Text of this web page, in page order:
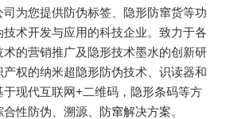
为您提供防伪标签、隐形防窜货等功
术开发与应用的科技企业。致力于各
的营销推广及隐形技术墨水的创新研
权的纳米超隐形防伪技术、识读器和
现代互联网+二维码，隐形条码等方
性防伪、溯源、防窜解决方案。